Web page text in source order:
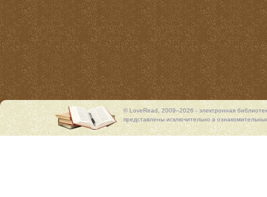
© LoveRead, 2009–2026 - электронная
представлены исключительно в